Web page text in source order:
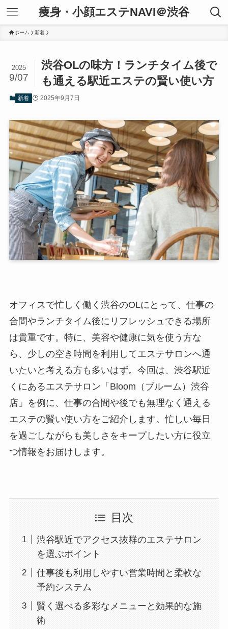
痩身・小顔エステNAVI＠渋谷
ホーム 新着
渋谷OLの味方！ランチタイム後で
も通える駅近エステの賢い使い方
2025
9/07
新着 2025年9月7日
オフィスで忙しく働く渋谷のOLにとって、仕事の
合間やランチタイム後にリフレッシュできる場所
は貴重です。特に、美容や健康に気を使う方な
ら、少しの空き時間を利用してエステサロンへ通
いたいと考える方も多いはず。今回は、渋谷駅近
くにあるエステサロン「Bloom（ブルーム）渋谷
店」を例に、仕事の合間や後でも無理なく通える
エステの賢い使い方をご紹介します。忙しい毎日
を過ごしながらも美しさをキープしたい方に役立
つ情報をお届けします。
目次
渋谷駅近でアクセス抜群のエステサロン
を選ぶポイント
仕事後も利用しやすい営業時間と柔軟な
予約システム
賢く選べる多彩なメニューと効果的な施
術